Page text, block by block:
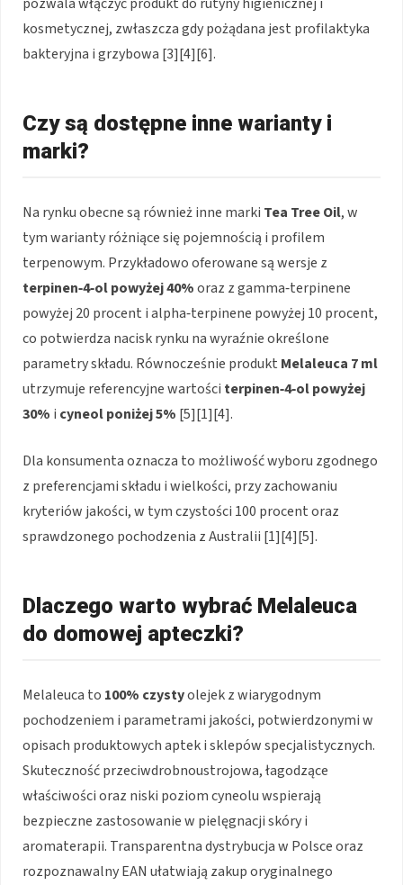
kosmetycznej, zwłaszcza gdy pożądana jest profilaktyka
bakteryjna i grzybowa [3][4][6].
Czy są dostępne inne warianty i
marki?
Na rynku obecne są również inne marki Tea Tree Oil, w
tym warianty różniące się pojemnością i profilem
terpenowym. Przykładowo oferowane są wersje z
terpinen‑4‑ol powyżej 40%oraz z gamma‑terpinene
powyżej 20 procent i alpha‑terpinene powyżej 10 procent,
co potwierdza nacisk rynku na wyraźnie określone
parametry składu. Równocześnie produkt Melaleuca 7 ml
utrzymuje referencyjne wartości terpinen‑4‑ol powyżej
30% i cyneol poniżej 5% [5][1][4].
Dla konsumenta oznacza to możliwość wyboru zgodnego
z preferencjami składu i wielkości, przy zachowaniu
kryteriów jakości, w tym czystości 100 procent oraz
sprawdzonego pochodzenia z Australii [1][4][5].
Dlaczego warto wybrać Melaleuca
do domowej apteczki?
Melaleuca to 100% czystyolejek z wiarygodnym
pochodzeniem i parametrami jakości, potwierdzonymi w
opisach produktowych aptek i sklepów specjalistycznych.
Skuteczność przeciwdrobnoustrojowa, łagodzące
właściwości oraz niski poziom cyneolu wspierają
bezpieczne zastosowanie w pielęgnacji skóry i
aromaterapii. Transparentna dystrybucja w Polsce oraz
rozpoznawalny EAN ułatwiają zakup oryginalnego